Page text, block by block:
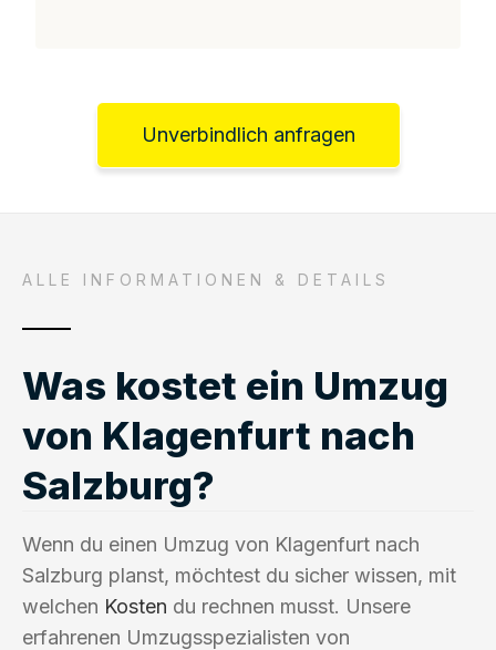
Unverbindlich anfragen
ALLE INFORMATIONEN & DETAILS
Was kostet ein Umzug
von Klagenfurt nach
Salzburg?
Wenn du einen Umzug von Klagenfurt nach
Salzburg planst, möchtest du sicher wissen, mit
welchen Kosten du rechnen musst. Unsere
erfahrenen Umzugsspezialisten von